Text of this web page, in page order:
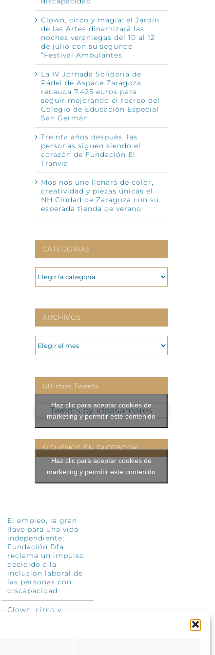
Clown, circo y magia: el Jardín
de las Artes dinamizará las
noches veraniegas del 10 al 12
de julio con su segundo
“Festival Ambulantes”
La IV Jornada Solidaria de
Pádel de Aspace Zaragoza
recauda 7.425 euros para
seguir mejorando el recreo del
Colegio de Educación Especial
San Germán
Treinta años después, las
personas siguen siendo el
corazón de Fundación El
Tranvía
Mos nos une llenará de color,
creatividad y piezas únicas el
NH Ciudad de Zaragoza con su
esperada tienda de verano
CATEGORIAS
CATEGORIAS
ARCHIVOS
ARCHIVOS
Últimos Tweets
Tweets by ideasamares
Haz clic para aceptar cookies de
marketing y permitir este contenido
SÍGUENOS EN FACEBOOK
Haz clic para aceptar cookies de
marketing y permitir este contenido
El empleo, la gran
llave para una vida
independiente:
Fundación Dfa
reclama un impulso
decidido a la
inclusión laboral de
las personas con
discapacidad
Clown, circo y